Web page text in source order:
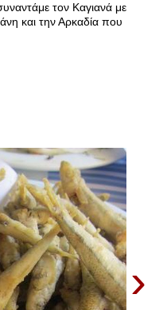
τον Καγιανά με
και την Αρκαδία που
›